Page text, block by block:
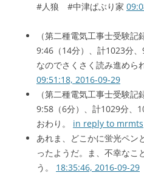
#人狼 #中津ぱぶり家
（第二種電気工事士受験
9:46（14分）、計1023分
なのでさくさく読み進めら
09:51:18, 2016-09-29
（第二種電気工事士受験
9:58（6分）、計1029分、
おわり。 in reply to mrmts
あれま、どこかに蛍光ペン
ったようだ。ま、不幸なこ
う。 18:35:46, 2016-09-29